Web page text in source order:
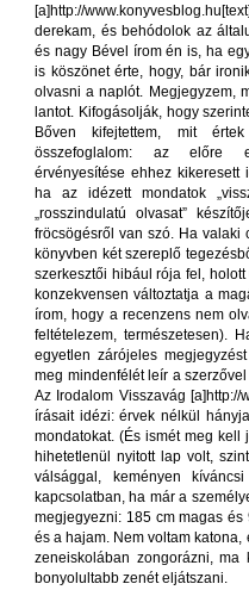
[a]http://
derekam, és behódolok az
és nagy Bével írom én is, ha
is köszönet érte, hogy, bár
olvasni a naplót. Megjegyzem,
lantot. Kifogásolják, hogy
Bőven kifejtettem, mit
összefoglalom: az előre
érvényesítése ehhez
ha az idézett mondatok
„rosszindulatú olvasat”
fröcsögésről van szó. Ha valaki
könyvben két szereplő
szerkesztői hibául rója fel,
konzekvensen változtatja a
írom, hogy a recenzens nem
feltételezem, természetesen).
egyetlen zárójeles
meg mindenfélét leír a
Az Irodalom Visszavág [a]http://
írásait idézi: érvek nélkül
mondatokat. (És ismét meg
hihetetlenül nyitott lap volt,
válsággal, keményen
kapcsolatban, ha már a
megjegyezni: 185 cm magas
és a hajam. Nem voltam
zeneiskolában zongorázni,
bonyolultabb zenét eljátszani.